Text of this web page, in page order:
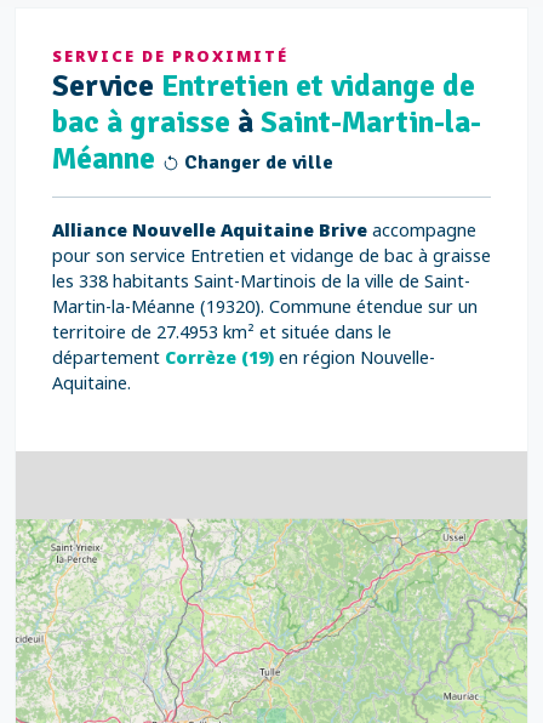
SERVICE DE PROXIMITÉ
Service Entretien et vidange de
bac à graisse àSaint-Martin-la-
Méanne
Changer de ville
Alliance Nouvelle Aquitaine Brive accompagne
pour son service Entretien et vidange de bac à graisse
les 338 habitants Saint-Martinois de la ville de Saint-
Martin-la-Méanne (19320). Commune étendue sur un
territoire de 27.4953 km² et située dans le
département Corrèze (19) en région Nouvelle-
Aquitaine.
4
32
39
43